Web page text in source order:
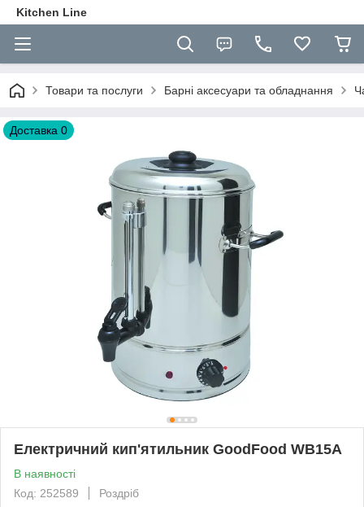
Kitchen Line
Товари та послуги Барні аксесуари та обладнання
Доставка 0
Електричний кип'ятильник GoodFood WB15A
В наявності
Код: 252589
Роздріб